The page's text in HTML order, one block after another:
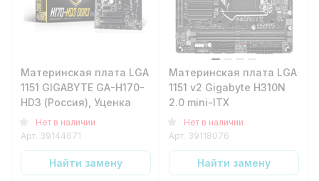
Материнская плата LGA
1151 GIGABYTE GA-H170-
HD3 (Россия), Уценка
Нет в наличии
Арт. 39144671
Найти замену
Материнская плата LGA
1151 v2 Gigabyte H310N
2.0 mini-ITX
Нет в наличии
Арт. 39118076
Найти замену